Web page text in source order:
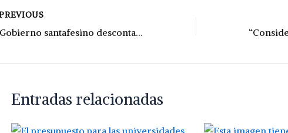
El Gobierno santafesino descontará el día de paro a docentes y estatales
Entradas relacionadas